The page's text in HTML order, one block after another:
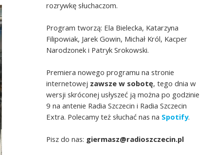
rozrywkę słuchaczom.
Program tworzą: Ela Bielecka, Katarzyna
Filipowiak, Jarek Gowin, Michał Król, Kacper
Narodzonek i Patryk Srokowski.
Premiera nowego programu na stronie
internetowej zawsze w sobotę, tego dnia w
wersji skróconej usłyszeć ją można po godzinie
9 na antenie Radia Szczecin i Radia Szczecin
Extra. Polecamy też słuchać nas na Spotify.
Pisz do nas: giermasz@radioszczecin.pl